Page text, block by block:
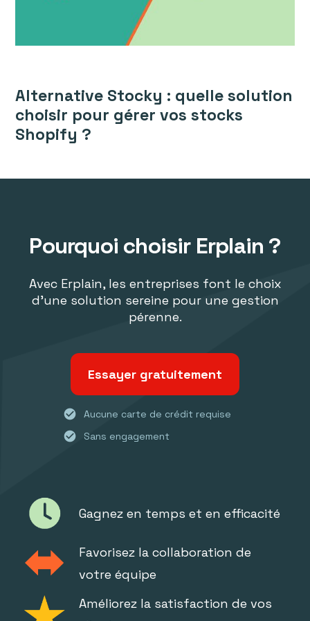
Alternative Stocky : quelle solution
choisir pour gérer vos stocks
Shopify ?
Pourquoi choisir Erplain ?
Avec Erplain, les entreprises font le choix
d'une solution sereine pour une gestion
pérenne.
Essayer gratuitement
check_circle Aucune carte de crédit requise
check_circle Sans engagement
Gagnez en temps et en efficacité
Favorisez la collaboration de
votre équipe
Améliorez la satisfaction de vos